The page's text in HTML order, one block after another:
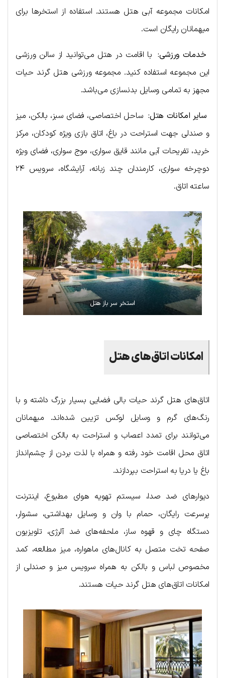
امکانات مجموعه آبی هتل هستند. استفاده از استخرها برای
میهمانان رایگان است.
خدمات ورزشی: با اقامت در هتل می‌توانید از سالن ورزشی
این مجموعه استفاده کنید. مجموعه ورزشی هتل گرند حیات
مجهز به تمامی وسایل بدنسازی می‌باشد.
سایر امکانات هتل: ساحل اختصاصی، فضای سبز، بالکن، میز
و صندلی جهت استراحت در باغ، اتاق بازی ویژه کودکان، مرکز
خرید، تفریحات آبی مانند قایق سواری، موج سواری، فضای ویژه
دوچرخه سواری، کارمندان چند زبانه، آرایشگاه، سرویس ۲۴
ساعته اتاق.
استخر سر باز هتل
امکانات اتاق‌های هتل
اتاق‌های هتل گرند حیات بالی فضایی بسیار بزرگ داشته و با
رنگ‌های گرم و وسایل لوکس تزیین شده‌اند. میهمانان
می‌توانند برای تمدد اعصاب و استراحت به بالکن اختصاصی
اتاق محل اقامت خود رفته و همراه با لذت بردن از چشم‌انداز
باغ یا دریا به استراحت بپردازند.
دیوارهای ضد صدا، سیستم تهویه هوای مطبوع، اینترنت
پرسرعت رایگان، حمام با وان و وسایل بهداشتی، سشوار،
دستگاه چای و قهوه ساز، ملحفه‌های ضد آلرژی، تلویزیون
صفحه تخت متصل به کانال‌های ماهواره، میز مطالعه، کمد
مخصوص لباس و بالکن به همراه سرویس میز و صندلی از
امکانات اتاق‌های هتل گرند حیات هستند.